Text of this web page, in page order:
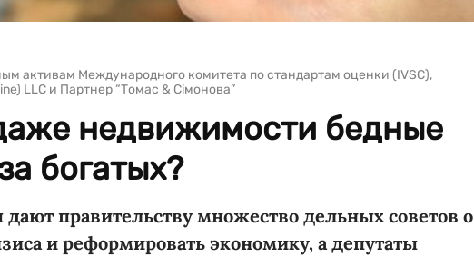
активам Международного комитета по стандартам оценки (IVSC),
LLC и Партнер “Томас & Сімонова”
недвижимости бедные
богатых?
правительству множество дельных советов о
и реформировать экономику, а депутаты